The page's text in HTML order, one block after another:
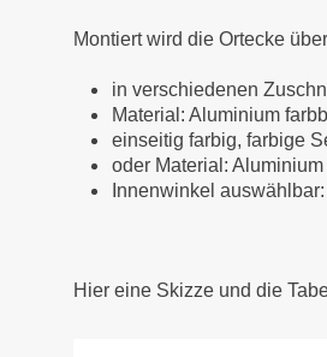
Montiert wird die Ortecke
in verschiedenen
Material: Aluminium
einseitig farbig, farbige
oder Material:
Innenwinkel auswählbar:
Hier eine Skizze und die